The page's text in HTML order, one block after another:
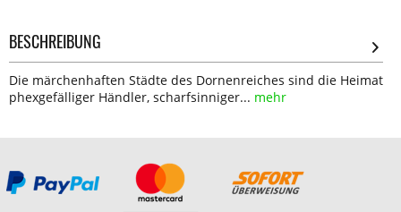
BESCHREIBUNG
Die märchenhaften Städte des Dornenreiches sind die Heimat
phexgefälliger Händler, scharfsinniger... mehr